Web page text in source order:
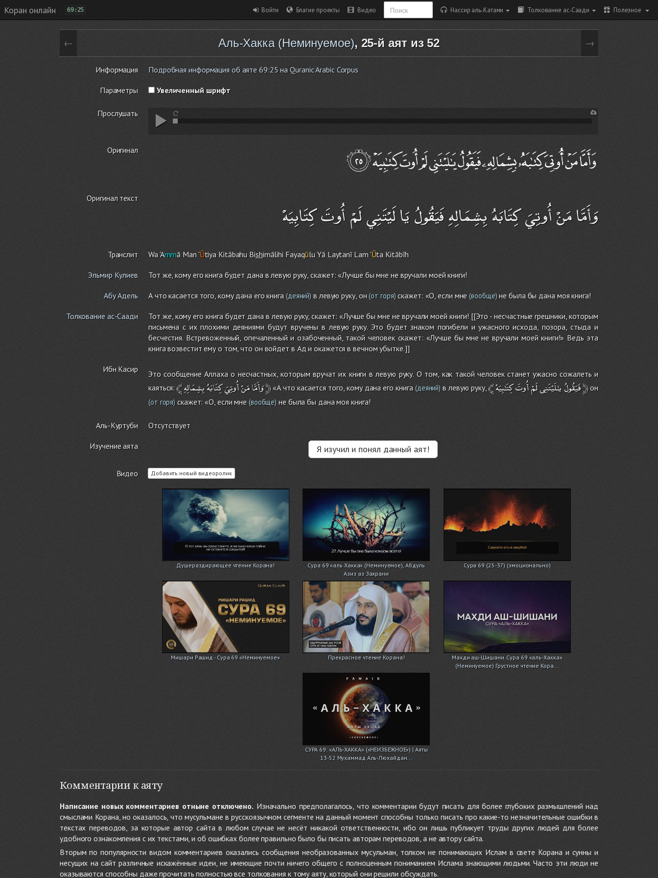
Коран онлайн 69:25 Войти Благие проекты Видео Нассир аль-Катами Толкование ас-Саади Полезное
← Аль-Хакка (Неминуемое), 25-й аят из 52 →
Информация Подробная информация об аяте 69:25 на Quranic Arabic Corpus
Параметры Увеличенный шрифт
Прослушать
Оригинал
Оригинал текст
وَأَمَّا مَنْ أُوتِيَ كِتَابَهُ بِشِمَالِهِ فَيَقُولُ يَا لَيْتَنِي لَمْ أُوتَ كِتَابِيَهْ
Транслит Wa 'Ammā Man 'Ūtiya Kitābahu Bishimālihi Fayaqūlu Yā Laytanī Lam'Ūta Kitābīh
Эльмир Кулиев Тот же, кому его книга будет дана в левую руку, скажет: «Лучше бы мне не вручали моей книги!
Абу Адель А что касается того, кому дана его книга (деяний) в левую руку, он(от горя)скажет: «О, если мне (вообще)не была бы дана моя книга!
Толкование ас-Саади
Тот же, кому его книга будет дана в левую руку, скажет: «Лучше бы мне не вручали моей книги! [[Это - несчастные грешники, которым
письмена с их плохими деяниями будут вручены в левую руку. Это будет знаком погибели и ужасного исхода, позора, стыда и
бесчестия. Встревоженный, опечаленный и озабоченный, такой человек скажет: «Лучше бы мне не вручали моей книги!» Ведь эта
книга возвестит ему о том, что он войдет в Ад и окажется в вечном убытке.]]
Ибн Касир
Это сообщение Аллаха о несчастных, которым вручат их книги в левую руку. О том, как такой человек станет ужасно сожалеть и
каяться:﴾ وَأَمَّامَنْأُوتِيَكِتَابَهُبِشِمَالِهِ ﴿«А что касается того, кому дана его книга(деяний) в левую руку, ﴾ فَيَقُولُيـٰلَيْتَنِىلَمْأُوتَكِتَـٰبِيَهْ ﴿он
(от горя) скажет: «О, если мне (вообще) не была бы дана моя книга!
Аль-Куртуби Отсутствует
Изучение аята Я изучил и понял данный аят!
Видео Добавить новый видеоролик
Душераздирающее чтение Корана!
Сура 69 «аль Хакка» (Неминуемое), Абдуль
Азиз аз Захрани
Сура 69 (25-37) (эмоционально)
Мишари Рашид - Сура 69 «Неминуемое» Прекрасное чтение Корана!
Махди аш-Шишани. Сура 69 «аль-Хакка»
(Неминуемое) Грустное чтение Кора...
СУРА 69: «АЛЬ-ХАККА» («НЕИЗБЕЖНОЕ») | Аяты
13-52 Мухаммад Аль-Люхайдан...
Комментарии к аяту
Написание новых комментариев отныне отключено. Изначально предполагалось, что комментарии будут писать для более глубоких размышлений над
смыслами Корана, но оказалось, что мусульмане в русскоязычном сегменте на данный момент способны только писать про какие-то незначительные ошибки в
текстах переводов, за которые автор сайта в любом случае не несёт никакой ответственности, ибо он лишь публикует труды других людей для более
удобного ознакомления с их текстами, и об ошибках более правильно было бы писать авторам переводов, а не автору сайта.
Вторым по популярности видом комментариев оказались сообщения необразованных мусульман, толком не понимающих Ислам в свете Корана и сунны и
несущих на сайт различные искажённые идеи, не имеющие почти ничего общего с полноценным пониманием Ислама знающими людьми. Часто эти люди не
оказываются способны даже прочитать полностью все толкования к тому аяту, который они решили обсуждать.